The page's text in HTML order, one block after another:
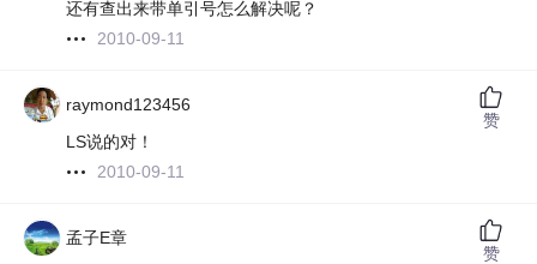
还有查出来带单引号怎么解决呢？
2010-09-11
raymond123456
LS说的对！
2010-09-11
赞
孟子E章
赞